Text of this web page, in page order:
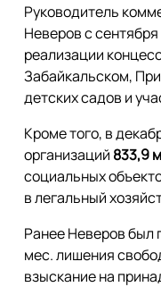
Руководитель
Неверов с
реализации
Забайкальском,
детских садов и
Кроме того, в
организаций 833,9
социальных
в легальный
Ранее Неверов был
мес. лишения
взыскание на